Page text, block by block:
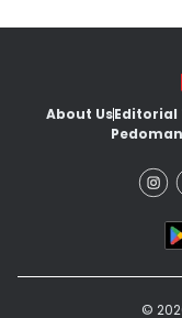
About UsEditorial
©